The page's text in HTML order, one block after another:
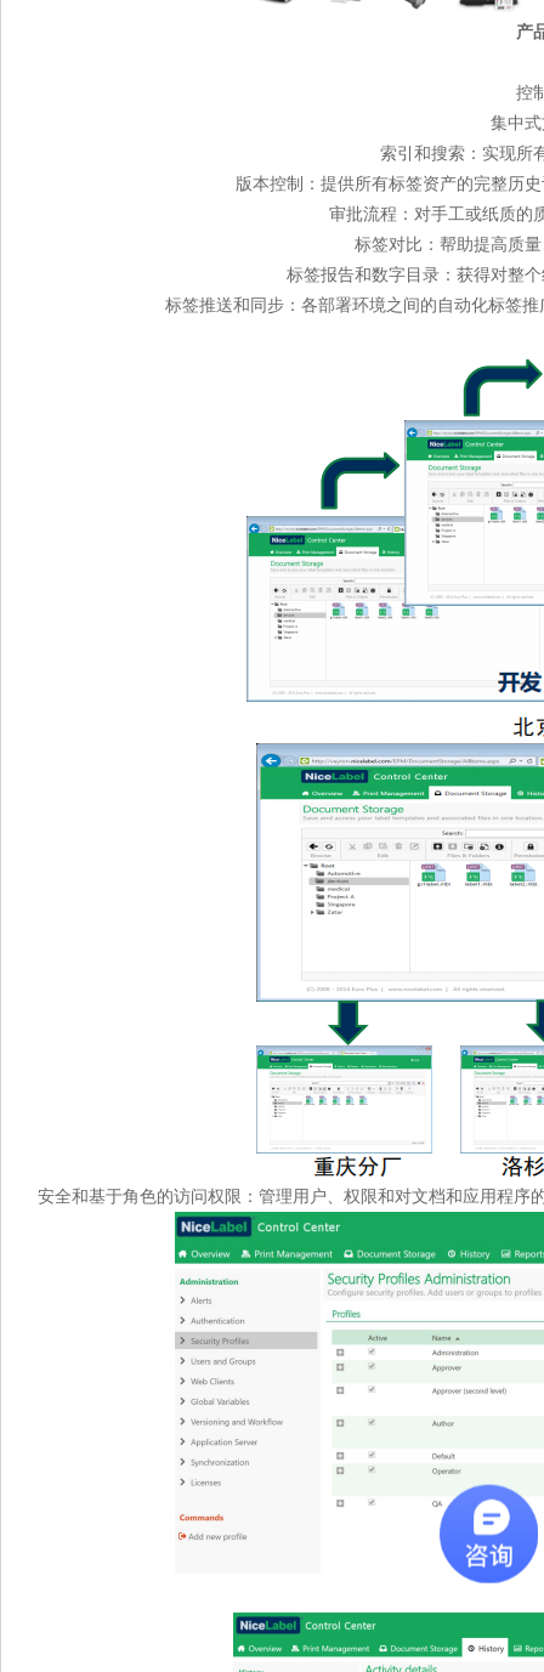
产
控
集中
索引和搜索：实现所
版本控制：提供所有标签资产的完整历
审批流程：对手工或纸质的
标签对比：帮助提高质
标签报告和数字目录：获得对整
标签推送和同步：各部署环境之间的自动化标签
安全和基于角色的访问权限：管理用户、权限和对文档和应用程序